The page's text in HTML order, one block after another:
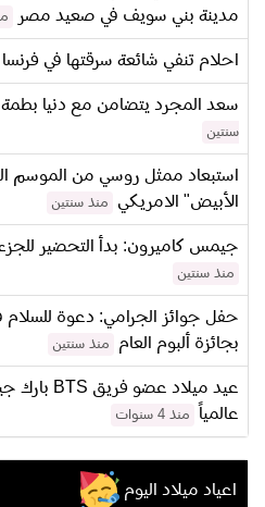
مدينة بني سويف في صعيد مصر
احلام تنفي شائعة سرقتها في فرنسا
سعد المجرد يتضامن مع دنيا بطمة
سنتين
استبعاد ممثل روسي من الموسم
الأبيض" الامريكي
منذ سنتين
جيمس كاميرون: بدأ التحضير
منذ سنتين
حفل جوائز الجرامي: دعوة للسلام
بجائزة ألبوم العام
منذ سنتين
عالمياً
منذ 4 سنوات
اعياد ميلاد اليوم